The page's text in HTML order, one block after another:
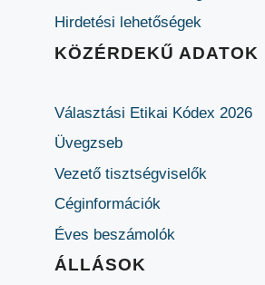
Hirdetési lehetőségek
KÖZÉRDEKŰ ADATOK
Választási Etikai Kódex 2026
Üvegzseb
Vezető tisztségviselők
Céginformációk
Éves beszámolók
ÁLLÁSOK